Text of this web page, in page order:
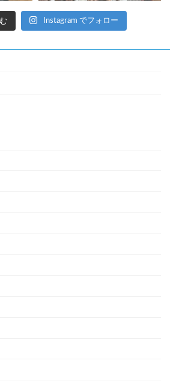
Instagram でフォロー